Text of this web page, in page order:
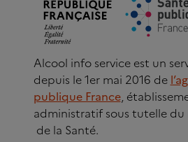
Alcool info service est un
depuis le 1er mai 2016 de
publique France,
administratif sous tutelle du
de la Santé.